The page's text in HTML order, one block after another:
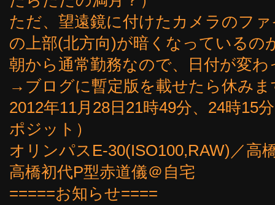
ただ、望遠鏡に付けたカメラのフ
の上部(北方向)が暗くなっているの
朝から通常勤務なので、日付が変
→ブログに暫定版を載せたら休みま
2012年11月28日21時49分、24時15
ポジット）
オリンパスE-30(ISO100,RAW)／高
高橋初代P型赤道儀＠自宅
=====お知らせ====